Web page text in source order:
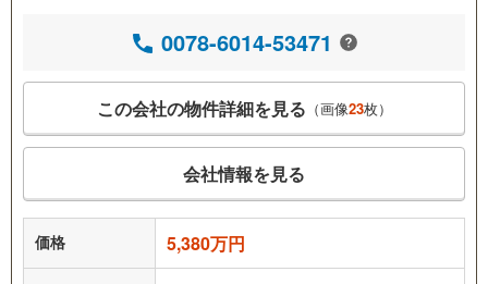
0078-6014-53471
この会社の物件詳細を見る （画像23枚）
会社情報を見る
価格 5,380万円